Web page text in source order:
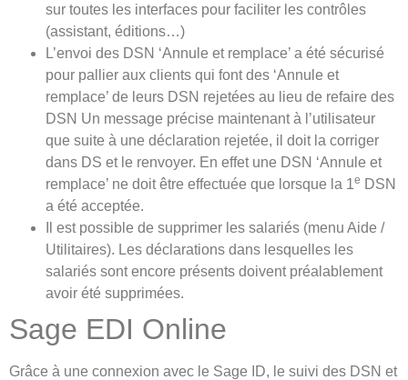
sur toutes les interfaces pour faciliter les contrôles
(assistant, éditions…)
L’envoi des DSN ‘Annule et remplace’ a été sécurisé
pour pallier aux clients qui font des ‘Annule et
remplace’ de leurs DSN rejetées au lieu de refaire des
DSN Un message précise maintenant à l’utilisateur
que suite à une déclaration rejetée, il doit la corriger
dans DS et le renvoyer. En effet une DSN ‘Annule et
remplace’ ne doit être effectuée que lorsque la 1e DSN
a été acceptée.
Il est possible de supprimer les salariés (menu Aide /
Utilitaires). Les déclarations dans lesquelles les
salariés sont encore présents doivent préalablement
avoir été supprimées.
Sage EDI Online
Grâce à une connexion avec le Sage ID, le suivi des DSN et